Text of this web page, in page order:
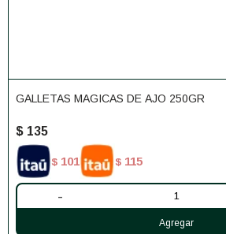
GALLETAS MAGICAS DE AJO 250GR
$ 135
$ 101 $ 115
-